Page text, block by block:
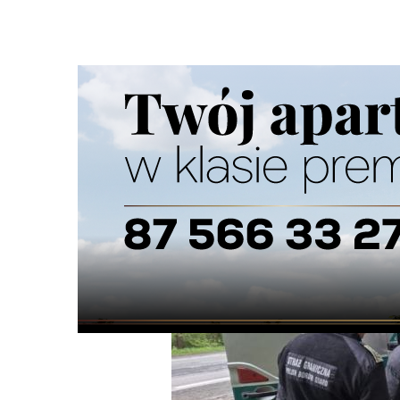
Ścieżka
nawigacyjna
Strona główna
WIADOMOŚCI Z REGIONU 15/05/2026 3 Komentarzy
Nielegalnie przez polsko-litewską